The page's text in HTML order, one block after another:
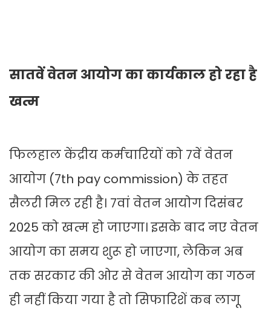
सातवें वेतन आयोग का कार्यकाल हो रहा है
खत्म
फिलहाल केंद्रीय कर्मचारियों को 7वें वेतन
आयोग (7th pay commission) के तहत
सैलरी मिल रही है। 7वां वेतन आयोग दिसंबर
2025 को खत्म हो जाएगा। इसके बाद नए वेतन
आयोग का समय शुरू हो जाएगा, लेकिन अब
तक सरकार की ओर से वेतन आयोग का गठन
ही नहीं किया गया है तो सिफारिशें कब लागू